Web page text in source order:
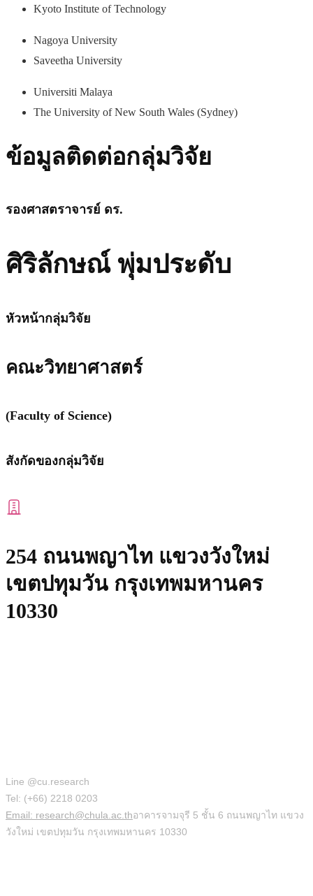
Kyoto Institute of Technology
Nagoya University
Saveetha University
Universiti Malaya
The University of New South Wales (Sydney)
ข้อมูลติดต่อกลุ่มวิจัย
รองศาสตราจารย์ ดร.
ศิริลักษณ์ พุ่มประดับ
หัวหน้ากลุ่มวิจัย
คณะวิทยาศาสตร์
(Faculty of Science)​
สังกัดของกลุ่มวิจัย
254 ถนนพญาไท แขวงวังใหม่
เขตปทุมวัน กรุงเทพมหานคร
10330
Line @cu.research
Tel: (+66) 2218 0203
Email: research@chula.ac.thอาคารจามจุรี 5 ชั้น 6 ถนนพญาไท แขวง
วังใหม่ เขตปทุมวัน กรุงเทพมหานคร 10330